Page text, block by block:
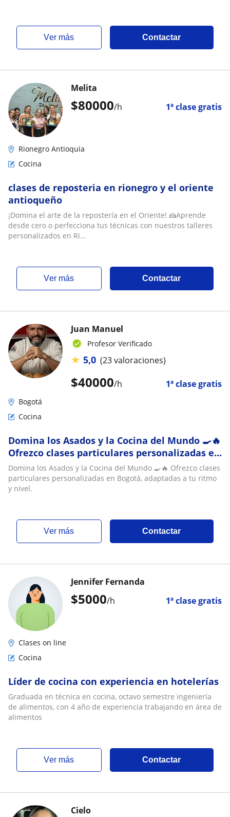
ver más Contactar
$80000/h 1ª clase gratis
Melita
Rionegro Antioquia
Cocina
clases de reposteria en rionegro y el oriente
antioqueño
¡Domina el arte de la repostería en el Oriente! 🍰Aprende
desde cero o perfecciona tus técnicas con nuestros talleres
personalizados en Ri...
ver más Contactar
$40000/h 1ª clase gratis
Juan Manuel
Profesor Verificado
★ 5,0 (23 valoraciones)
Bogotá
Cocina
Domina los Asados y la Cocina del Mundo 🍳🔥
Ofrezco clases particulares personalizadas en
Bogotá, adaptadas a tu ritmo y nivel
Domina los Asados y la Cocina del Mundo 🍳🔥 Ofrezco clases
particulares personalizadas en Bogotá, adaptadas a tu ritmo
y nivel.
ver más Contactar
$5000/h 1ª clase gratis
Jennifer Fernanda
Clases on line
Cocina
Líder de cocina con experiencia en hotelerías
Graduada en técnica en cocina, octavo semestre ingeniería
de alimentos, con 4 año de experiencia trabajando en área de
alimentos
ver más Contactar
Cielo